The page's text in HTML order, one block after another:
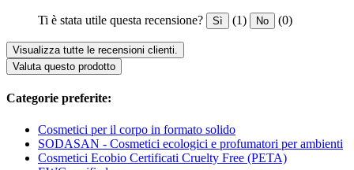
Ti è stata utile questa recensione? Sì (1) No (0)
Visualizza tutte le recensioni clienti.
Valuta questo prodotto
Categorie preferite:
Cosmetici per il corpo in formato solido
SODASAN - Cosmetici ecologici e profumatori per ambienti
Cosmetici Ecobio Certificati Cruelty Free (PETA)